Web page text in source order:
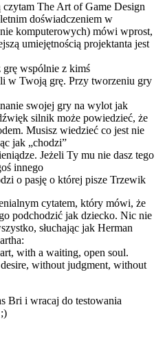
The Art of Game Design
doświadczeniem w
komputerowych) mówi wprost,
umiejętnością projektanta jest
grę wspólnie z kimś
w Twoją grę. Przy tworzeniu gry
swojej gry na wylot jak
silnik może powiedzieć, że
Musisz wiedzieć co jest nie
jak „chodzi”
Jeżeli Ty mu nie dasz tego
innego
o pasję o której pisze Trzewik
cytatem, który mówi, że
podchodzić jak dziecko. Nic nie
słuchając jak Herman
with a waiting, open soul.
without judgment, without
Bri i wracaj do testowania